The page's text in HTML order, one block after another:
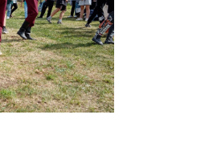
6.